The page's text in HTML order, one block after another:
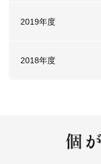
2019年度
2018年度